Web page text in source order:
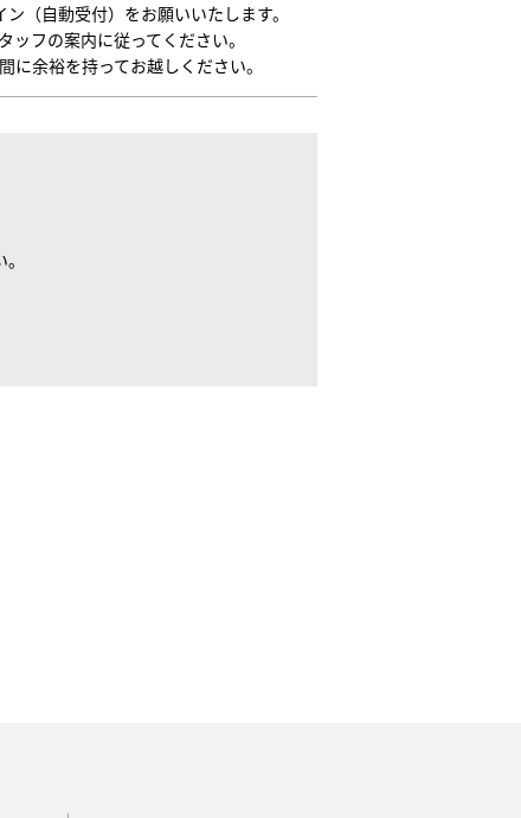
（自動受付）をお願いいたします。
フの案内に従ってください。
余裕を持ってお越しください。